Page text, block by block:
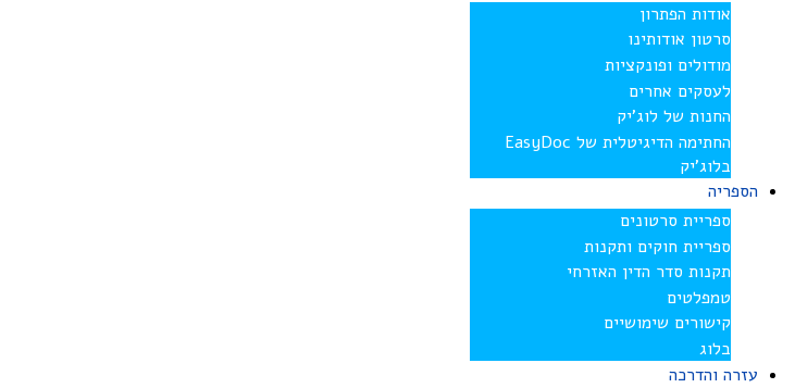
אודות הפתרון
סרטון אודותינו
מודולים ופונקציות
לעסקים אחרים
החנות של לוג’יק
החתימה הדיגיטלית של EasyDoc
בלוג’יק
הספריה
ספריית סרטונים
ספריית חוקים ותקנות
תקנות סדר הדין האזרחי
טמפלטים
קישורים שימושיים
בלוג
עזרה והדרכה